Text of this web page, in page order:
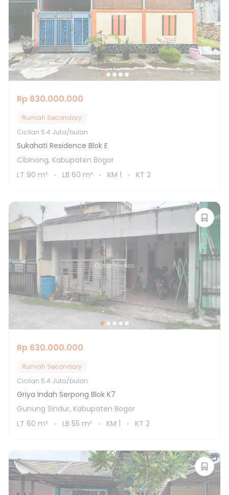
Rp 630.000.000
Rumah Secondary
Cicilan 5.4 Juta/bulan
Sukahati Residence Blok E
Cibinong, Kabupaten Bogor
LT 90 m² LB 60 m² KM 1 KT 2
Rp 630.000.000
Rumah Secondary
Cicilan 5.4 Juta/bulan
Griya Indah Serpong Blok K7
Gunung Sindur, Kabupaten Bogor
LT 60 m² LB 55 m² KM 1 KT 2